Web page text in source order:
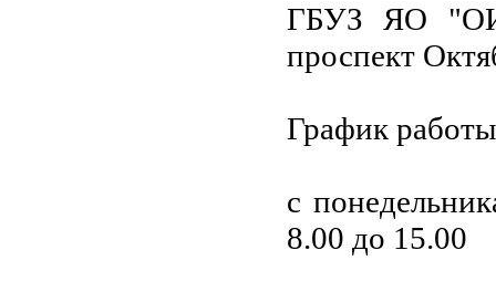
ГБУЗ ЯО
проспект
График
с
8.00 до 15.00